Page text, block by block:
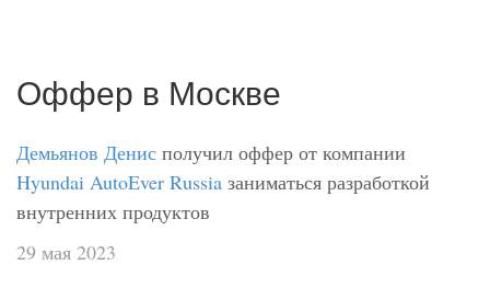
Оффер в Москве
Демьянов Денис получил оффер от компании
Hyundai AutoEver Russia заниматься разработкой
внутренних продуктов
29 мая 2023